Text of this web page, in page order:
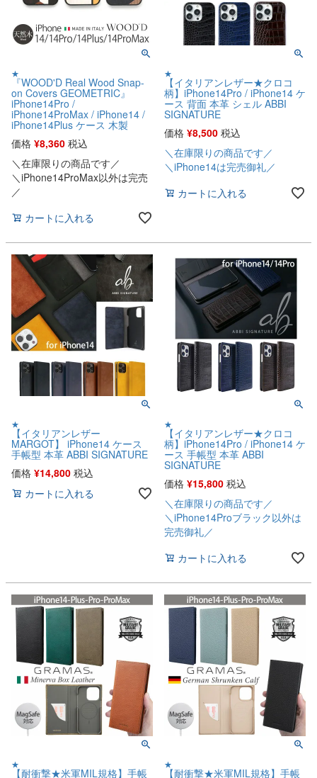
★
『WOOD'D Real Wood Snap-
on Covers GEOMETRIC』
iPhone14Pro /
iPhone14ProMax / iPhone14 /
iPhone14Plus ケース 木製
価格 ¥8,360 税込
＼在庫限りの商品です／
＼iPhone14ProMax以外は完売
／
カートに入れる
★
【イタリアンレザー★クロコ
柄】iPhone14Pro / iPhone14 ケ
ース 背面 本革 シェル ABBI
SIGNATURE
価格 ¥8,500 税込
＼在庫限りの商品です／
＼iPhone14は完売御礼／
カートに入れる
★
【イタリアンレザー
MARGOT】 iPhone14 ケース
手帳型 本革 ABBI SIGNATURE
価格 ¥14,800 税込
カートに入れる
★
【イタリアンレザー★クロコ
柄】iPhone14Pro / iPhone14 ケ
ース 手帳型 本革 ABBI
SIGNATURE
価格 ¥15,800 税込
＼在庫限りの商品です／
＼iPhone14Proブラック以外は
完売御礼／
カートに入れる
★
【耐衝撃★米軍MIL規格】手帳
★
【耐衝撃★米軍MIL規格】手帳